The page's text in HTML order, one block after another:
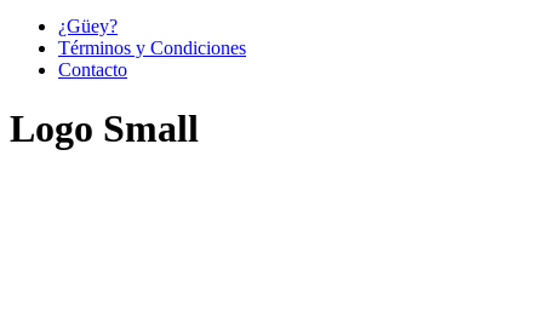
¿Güey?
Términos y Condiciones
Contacto
Logo Small